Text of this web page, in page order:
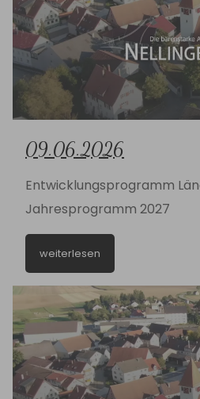
09.06.2026
Entwicklungsprogramm
Jahresprogramm 2027
weiterlesen